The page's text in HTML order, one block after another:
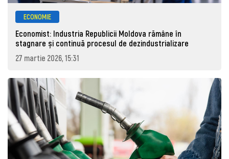
ECONOMIE
Economist: Industria Republicii Moldova rămâne în
stagnare și continuă procesul de dezindustrializare
27 martie 2026, 15:31